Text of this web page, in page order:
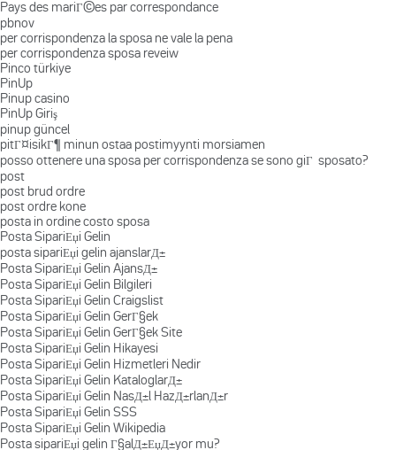
Pays des mariГ©es par correspondance
pbnov
per corrispondenza la sposa ne vale la pena
per corrispondenza sposa reveiw
Pinco türkiye
PinUp
Pinup casino
PinUp Giriş
pinup güncel
pitГ¤isikГ¶ minun ostaa postimyynti morsiamen
posso ottenere una sposa per corrispondenza se sono giГ sposato?
post
post brud ordre
post ordre kone
posta in ordine costo sposa
Posta SipariЕџi Gelin
posta sipariЕџi gelin ajanslarД±
Posta SipariЕџi Gelin AjansД±
Posta SipariЕџi Gelin Bilgileri
Posta SipariЕџi Gelin Craigslist
Posta SipariЕџi Gelin GerГ§ek
Posta SipariЕџi Gelin GerГ§ek Site
Posta SipariЕџi Gelin Hikayesi
Posta SipariЕџi Gelin Hizmetleri Nedir
Posta SipariЕџi Gelin KataloglarД±
Posta SipariЕџi Gelin NasД±l HazД±rlanД±r
Posta SipariЕџi Gelin SSS
Posta SipariЕџi Gelin Wikipedia
Posta sipariЕџi gelin Г§alД±ЕџД±yor mu?